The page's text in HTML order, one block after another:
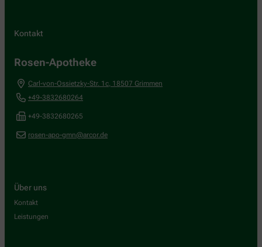
Kontakt
Rosen-Apotheke
Carl-von-Ossietzky-Str. 1c, 18507 Grimmen
+49-3832680264
+49-3832680265
rosen-apo-gmn@arcor.de
Über uns
Kontakt
Leistungen